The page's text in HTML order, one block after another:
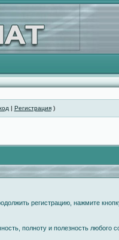
| Регистрация)
регистрацию, нажмите
полноту и полезность любого